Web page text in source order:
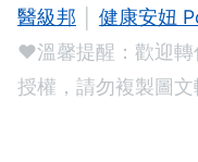
醫級邦
健康安妞
❤溫馨提醒：歡迎轉
授權，請勿複製圖文